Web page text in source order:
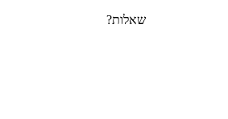
שאלות?